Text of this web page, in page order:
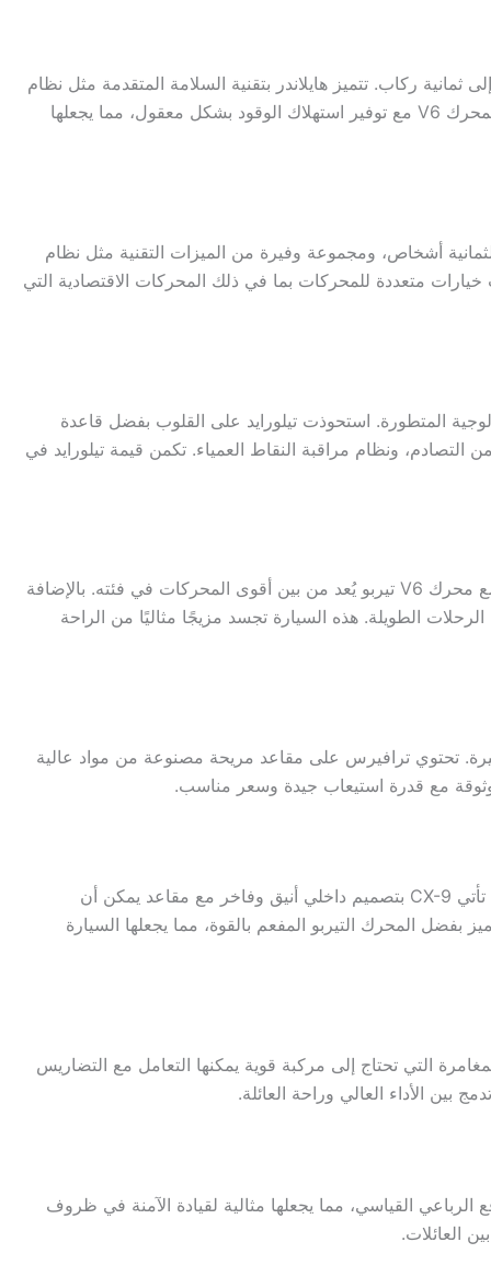
يصل إلى ثمانية ركاب. تتميز هايلاندر بتقنية السلامة المتقدمة مثل نظام
“Toyota Safety Sense” الذي يتضمن تحذير مغادرة المسار، والكبح التلقائي في حالات الطوارئ. عدا عن ذلك، تقدم هايلاندر أداءً قوياً لمحرك V6 مع توفير استهلاك الوقود بشكل معقول، مما يجعلها
تتسع لثمانية أشخاص، ومجموعة وفيرة من الميزات التقنية مثل نظام
متعددة للمحركات بما في ذلك المحركات الاقتصادية التي
التكنولوجية المتطورة. استحوذت تيلورايد على القلوب بفضل قاعدة
ونظام مراقبة النقاط العمياء. تكمن قيمة تيلورايد في
تعتبر فورد إكسبيدشن 2024 سيارة عائلية فاخرة توفر مساحة شاسعة وأداءً قويًا. تتميز بقدرتها على استيعاب حتى تسعة ركاب، وتأتي مع محرك V6 تيربو يُعد من بين أقوى المحركات في فئته. بالإضافة
الطويلة. هذه السيارة تجسد مزيجًا مثاليًا من الراحة
الكبيرة. تحتوي ترافيرس على مقاعد مريحة مصنوعة من مواد عالية
مع قدرة استيعاب جيدة وسعر مناسب.
تعتبر مازدا CX-9 2024 خياراً مثالياً للعائلات التي تبحث عن سيارة رياضية متعددة الاستخدامات تجمع بين الأداء الممتاز والراحة الفائقة. تأتي CX-9 بتصميم داخلي أنيق وفاخر مع مقاعد يمكن أن
المحرك التيربو المفعم بالقوة، مما يجعلها السيارة
للعائلات المغامرة التي تحتاج إلى مركبة قوية يمكنها التعامل مع التضاريس
الأداء العالي وراحة العائلة.
الرباعي القياسي، مما يجعلها مثالية لقيادة الآمنة في ظروف
العائلات.